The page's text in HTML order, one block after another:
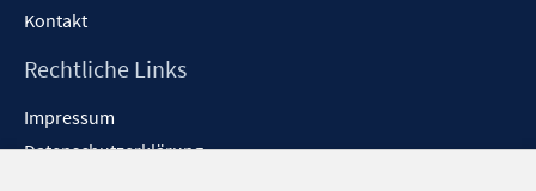
Kontakt
Rechtliche Links
Impressum
Datenschutzerklärung